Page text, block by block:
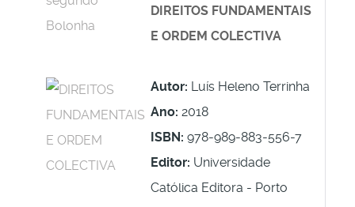
DIREITOS FUNDAMENTAIS
E ORDEM COLECTIVA
Autor: Luís Heleno Terrinha
Ano: 2018
ISBN: 978-989-883-556-7
Editor: Universidade
Católica Editora - Porto